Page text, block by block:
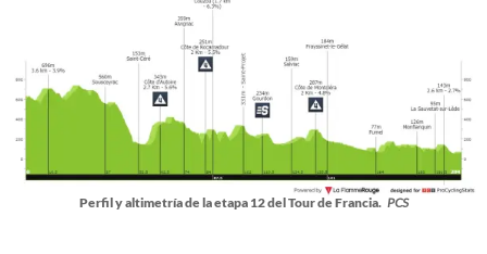
Perfil y altimetría de la etapa 12 del Tour de Francia. PCS